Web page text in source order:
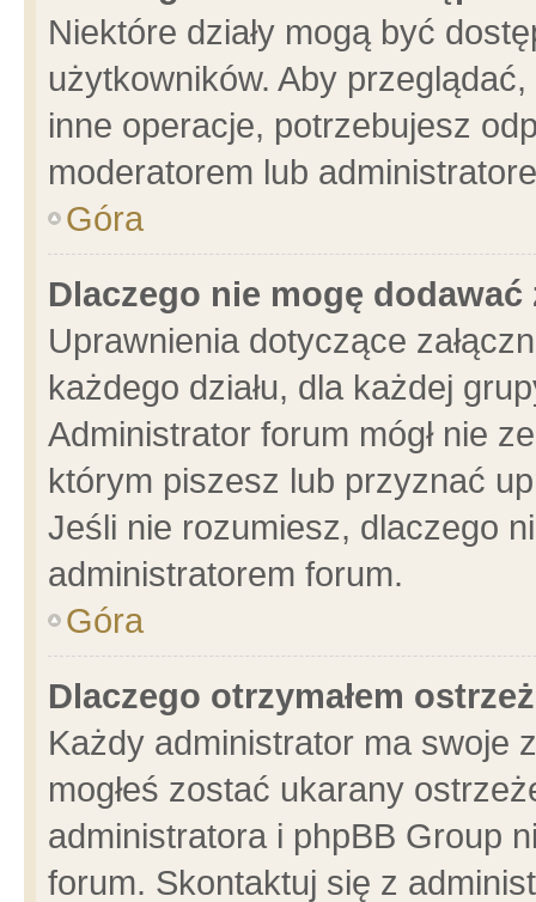
Niektóre działy mogą być
użytkowników. Aby
inne operacje, potrzebujesz
moderatorem lub
Góra
Dlaczego nie mogę dodawać
Uprawnienia dotyczące
każdego działu, dla każdej
Administrator forum mógł nie
którym piszesz lub przyznać
Jeśli nie rozumiesz, dlaczego
administratorem forum.
Góra
Dlaczego otrzymałem
Każdy administrator ma swoje
mogłeś zostać ukarany
administratora i phpBB Group
forum. Skontaktuj się z